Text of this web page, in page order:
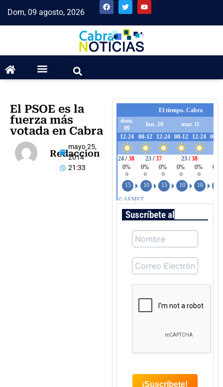
Dom, 09 agosto, 2026
El PSOE es la
fuerza más
votada en Cabra
Redaccion
mayo 25,
2014
21:33
Suscríbete al boletín